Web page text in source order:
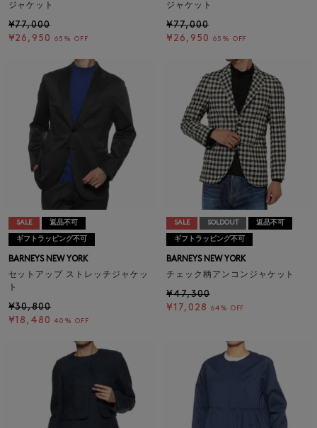
ジャケット
¥77,000
¥26,950
65% OFF
ジャケット
¥77,000
¥26,950
65% OFF
SALE 返品不可
ギフトラッピング不可
BARNEYS NEW YORK
セットアップ ストレッチジャケッ
ト
¥30,800
¥18,480 40% OFF
SALE SOLDOUT 返品不可
ギフトラッピング不可
BARNEYS NEW YORK
チェック柄アンコンジャケット
¥47,300
¥17,028
64% OFF